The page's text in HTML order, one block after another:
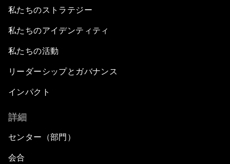
私たちのストラテジー
私たちのアイデンティティ
私たちの活動
リーダーシップとガバナンス
インパクト
詳細
センター（部門）
会合